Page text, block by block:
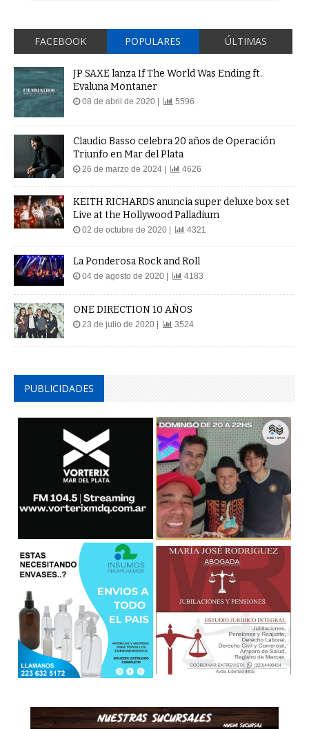
FACEBOOK POPULARES ÚLTIMAS
JP SAXE lanza If The World Was Ending ft.
Evaluna Montaner
08 de abril de 2020 | 5596
Claudio Basso celebra 20 años de Operación
Triunfo en Mar del Plata
26 de marzo de 2024 | 4626
KEITH RICHARDS anuncia super deluxe box set
Live at the Hollywood Palladium
02 de octubre de 2020 | 4321
La Ponderosa Rock and Roll
04 de agosto de 2020 | 4183
ONE DIRECTION 10 AÑOS
23 de julio de 2020 | 3524
PUBLICIDADES